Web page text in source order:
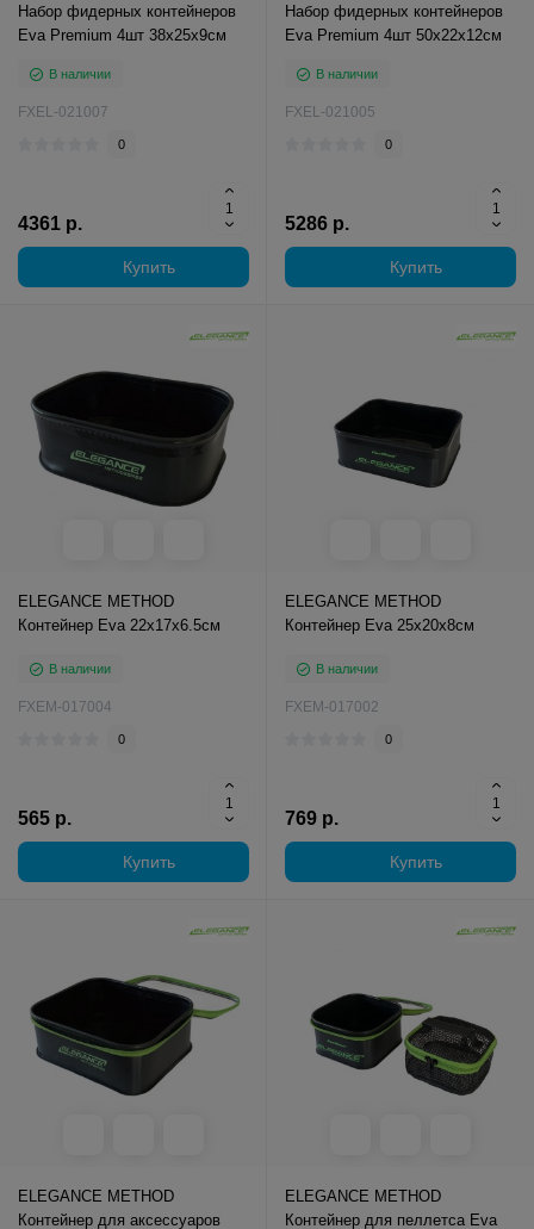
Набор фидерных контейнеров
Eva Premium 4шт 38х25х9см
В наличии
FXEL-021007
0
4361 р.
Купить
Набор фидерных контейнеров
Eva Premium 4шт 50х22х12см
В наличии
FXEL-021005
0
5286 р.
Купить
ELEGANCE METHOD
Контейнер Eva 22х17х6.5см
В наличии
FXEM-017004
0
565 р.
Купить
ELEGANCE METHOD
Контейнер Eva 25х20х8см
В наличии
FXEM-017002
0
769 р.
Купить
ELEGANCE METHOD
Контейнер для аксессуаров
ELEGANCE METHOD
Контейнер для пеллетса Eva